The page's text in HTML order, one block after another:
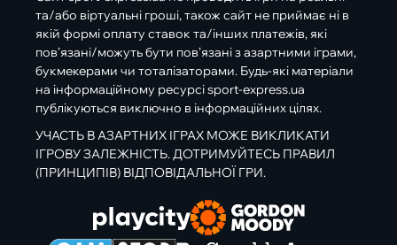
та/або віртуальні гроші, також сайт не приймає ні в
якій формі оплату ставок та/інших платежів, які
пов’язані/можуть бути пов’язані з азартними іграми,
букмекерами чи тоталізаторами. Будь-які матеріали
на інформаційному ресурсі sport-express.ua
публікуються виключно в інформаційних цілях.
УЧАСТЬ В АЗАРТНИХ ІГРАХ МОЖЕ ВИКЛИКАТИ
ІГРОВУ ЗАЛЕЖНІСТЬ. ДОТРИМУЙТЕСЬ ПРАВИЛ
(ПРИНЦИПІВ) ВІДПОВІДАЛЬНОЇ ГРИ.